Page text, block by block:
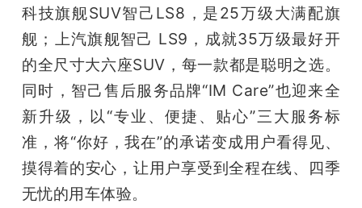
科技旗舰SUV智己LS8，是25万级大满配旗
舰；上汽旗舰智己 LS9，成就35万级最好开
的全尺寸大六座SUV，每一款都是聪明之选。
同时，智己售后服务品牌“IM Care”也迎来全
新升级，以“专业、便捷、贴心”三大服务标
准，将“你好，我在”的承诺变成用户看得见、
摸得着的安心，让用户享受到全程在线、四季
无忧的用车体验。